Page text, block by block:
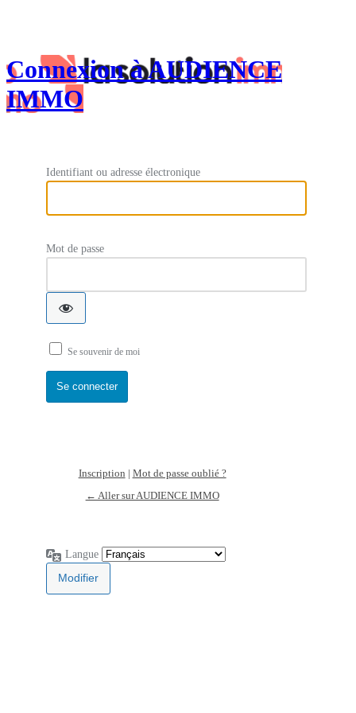
Connexion à AUDIENCE
IMMO
Identifiant ou adresse électronique
Mot de passe
Se souvenir de moi
Inscription | Mot de passe oublié ?
← Aller sur AUDIENCE IMMO
Langue